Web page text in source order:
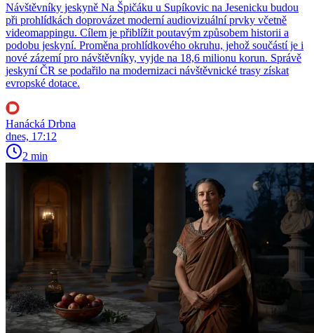
Návštěvníky jeskyně Na Špičáku u Supíkovic na Jesenicku budou
při prohlídkách doprovázet moderní audiovizuální prvky včetně
videomappingu. Cílem je přiblížit poutavým způsobem historii a
podobu jeskyní. Proměna prohlídkového okruhu, jehož součástí je i
nové zázemí pro návštěvníky, vyjde na 18,6 milionu korun. Správě
jeskyní ČR se podařilo na modernizaci návštěvnické trasy získat
evropské dotace.
Hanácká Drbna
dnes, 17:12
2 min